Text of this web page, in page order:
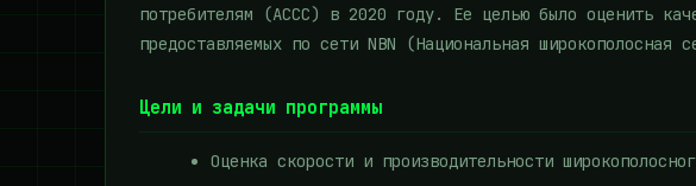
потребителям (ACCC) в 2020 году. Ее целью было оценить
предоставляемых по сети NBN (Национальная широкополосная
Цели и задачи программы
Оценка скорости и производительности